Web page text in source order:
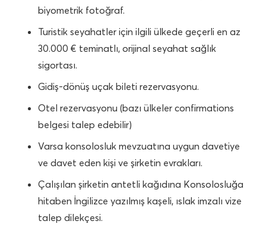
biyometrik fotoğraf.
Turistik seyahatler için ilgili ülkede geçerli en az
30.000 € teminatlı, orijinal seyahat sağlık
sigortası.
Gidiş-dönüş uçak bileti rezervasyonu.
Otel rezervasyonu (bazı ülkeler confirmations
belgesi talep edebilir)
Varsa konsolosluk mevzuatına uygun davetiye
ve davet eden kişi ve şirketin evrakları.
Çalışılan şirketin antetli kağıdına Konsolosluğa
hitaben İngilizce yazılmış kaşeli, ıslak imzalı vize
talep dilekçesi.